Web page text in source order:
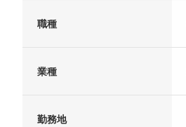
職種
業種
勤務地